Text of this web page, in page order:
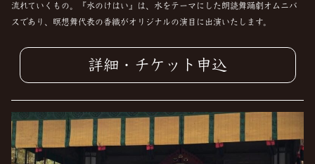
流れていくもの。『水のけはい』は、水をテーマにした朗読舞踊劇オムニバ
スであり、瞑想舞代表の香織がオリジナルの演目に出演いたします。
詳細・チケット申込